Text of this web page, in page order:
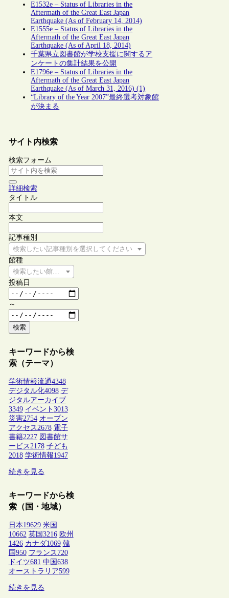
E1532e – Status of Libraries in the
Aftermath of the Great East Japan
Earthquake (As of February 14, 2014)
E1555e – Status of Libraries in the
Aftermath of the Great East Japan
Earthquake (As of April 18, 2014)
千葉県立図書館が学校支援に関するア
ンケートの集計結果を公開
E1796e – Status of Libraries in the
Aftermath of the Great East Japan
Earthquake (As of March 31, 2016) (1)
“Library of the Year 2007”最終選考対象館
が決まる
サイト内検索
検索フォーム
詳細検索
タイトル
本文
記事種別
検索したい記事種別を選択してください
館種
検索したい館種を選択してください
投稿日
～
検索
キーワードから検
索（テーマ）
学術情報流通4348
デジタル化4098 デ
ジタルアーカイブ
3349 イベント 3013
災害2754 オープン
アクセス2678 電子
書籍2227 図書館サ
ービス2178 子ども
2018 学術情報1947
続きを見る
キーワードから検
索（国・地域）
日本19629 米国
10662 英国 3216 欧州
1426 カナダ1069 韓
国 950 フランス 720
ドイツ681 中国 638
オーストラリア599
続きを見る